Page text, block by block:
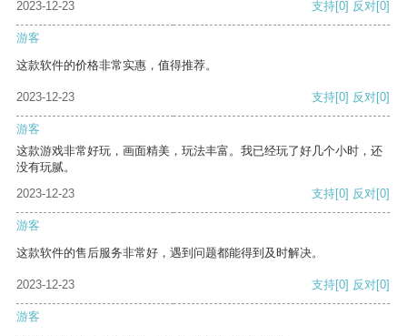
2023-12-23 支持[0] 反对[0]
游客
这款软件的价格非常实惠，值得推荐。
2023-12-23 支持[0] 反对[0]
游客
这款游戏非常好玩，画面精美，玩法丰富。我已经玩了好几个小时，还
没有玩腻。
2023-12-23
支持[0] 反对[0]
游客
这款软件的售后服务非常好，遇到问题都能得到及时解决。
2023-12-23 支持[0] 反对[0]
游客